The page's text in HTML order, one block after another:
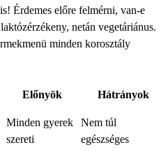
Érdemes előre felmérni, van-e
netán vegetáriánus.
minden korosztály
Előnyök Hátrányok
Minden gyerek
szereti
Nem túl
egészséges